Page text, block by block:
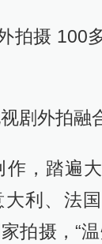
拍摄 100
剧外拍融
作，踏遍
利、法
拍摄，“